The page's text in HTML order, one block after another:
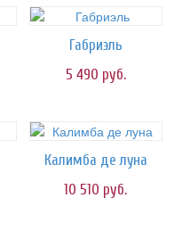
Габриэль
5 490 руб.
Калимба де луна
10 510 руб.